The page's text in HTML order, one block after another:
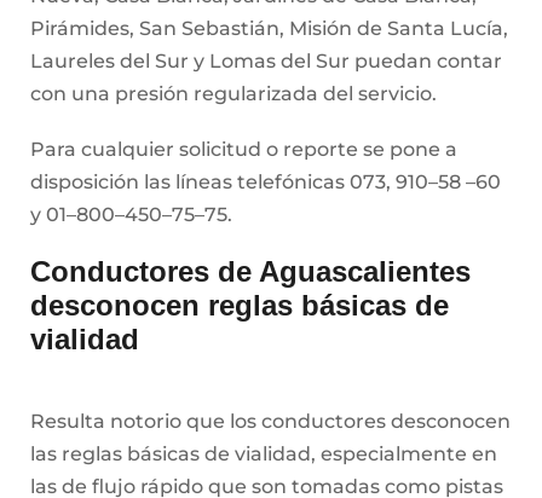
Pirámides, San Sebastián, Misión de Santa Lucía,
Laureles del Sur y Lomas del Sur puedan contar
con una presión regularizada del servicio.
Para cualquier solicitud o reporte se pone a
disposición las líneas telefónicas 073, 910–58 –60
y 01–800–450–75–75.
Conductores de Aguascalientes
desconocen reglas básicas de
vialidad
Resulta notorio que los conductores desconocen
las reglas básicas de vialidad, especialmente en
las de flujo rápido que son tomadas como pistas